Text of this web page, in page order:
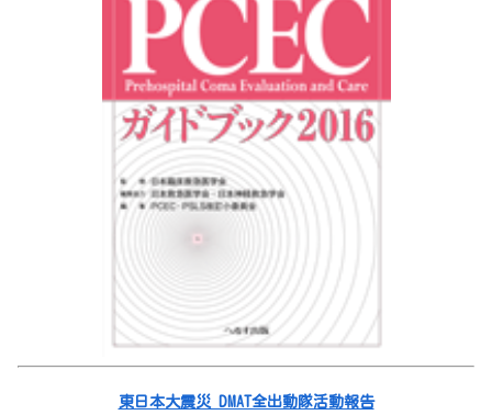
東日本大震災 DMAT全出動隊活動報告